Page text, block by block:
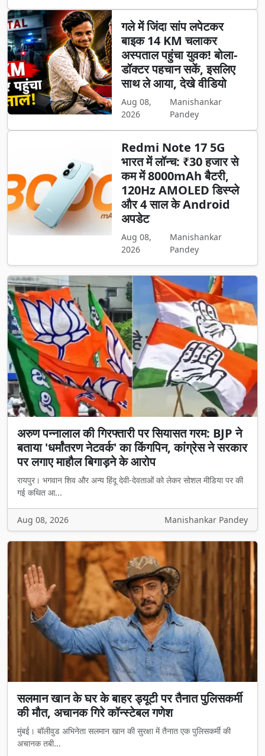
गले में जिंदा सांप लपेटकर
बाइक 14 KM चलाकर
अस्पताल पहुंचा युवक! बोला-
डॉक्टर पहचान सकें, इसलिए
साथ ले आया, देखे वीडियो
Aug 08,
2026
Manishankar
Pandey
Redmi Note 17 5G
भारत में लॉन्च: ₹30 हजार से
कम में 8000mAh बैटरी,
120Hz AMOLED डिस्प्ले
और 4 साल के Android
अपडेट
Aug 08,
2026
Manishankar
Pandey
अरुण पन्नालाल की गिरफ्तारी पर सियासत गरम: BJP ने
बताया 'धर्मांतरण नेटवर्क' का किंगपिन, कांग्रेस ने सरकार
पर लगाए माहौल बिगाड़ने के आरोप
रायपुर। भगवान शिव और अन्य हिंदू देवी-देवताओं को लेकर सोशल मीडिया पर की
गई कथित आ...
Aug 08, 2026 Manishankar Pandey
सलमान खान के घर के बाहर ड्यूटी पर तैनात पुलिसकर्मी
की मौत, अचानक गिरे कॉन्स्टेबल गणेश
मुंबई। बॉलीवुड अभिनेता सलमान खान की सुरक्षा में तैनात एक पुलिसकर्मी की
अचानक तबी...